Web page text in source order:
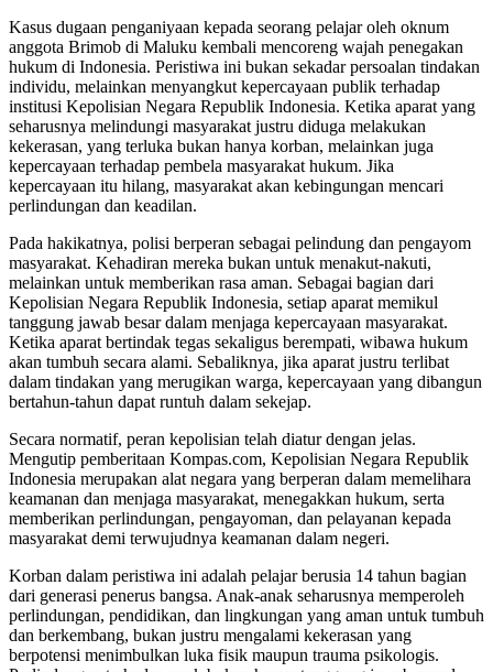
Kasus dugaan penganiyaan kepada seorang pelajar oleh oknum
anggota Brimob di Maluku kembali mencoreng wajah penegakan
hukum di Indonesia. Peristiwa ini bukan sekadar persoalan tindakan
individu, melainkan menyangkut kepercayaan publik terhadap
institusi Kepolisian Negara Republik Indonesia. Ketika aparat yang
seharusnya melindungi masyarakat justru diduga melakukan
kekerasan, yang terluka bukan hanya korban, melainkan juga
kepercayaan terhadap pembela masyarakat hukum. Jika
kepercayaan itu hilang, masyarakat akan kebingungan mencari
perlindungan dan keadilan.
Pada hakikatnya, polisi berperan sebagai pelindung dan pengayom
masyarakat. Kehadiran mereka bukan untuk menakut-nakuti,
melainkan untuk memberikan rasa aman. Sebagai bagian dari
Kepolisian Negara Republik Indonesia, setiap aparat memikul
tanggung jawab besar dalam menjaga kepercayaan masyarakat.
Ketika aparat bertindak tegas sekaligus berempati, wibawa hukum
akan tumbuh secara alami. Sebaliknya, jika aparat justru terlibat
dalam tindakan yang merugikan warga, kepercayaan yang dibangun
bertahun-tahun dapat runtuh dalam sekejap.
Secara normatif, peran kepolisian telah diatur dengan jelas.
Mengutip pemberitaan Kompas.com, Kepolisian Negara Republik
Indonesia merupakan alat negara yang berperan dalam memelihara
keamanan dan menjaga masyarakat, menegakkan hukum, serta
memberikan perlindungan, pengayoman, dan pelayanan kepada
masyarakat demi terwujudnya keamanan dalam negeri.
Korban dalam peristiwa ini adalah pelajar berusia 14 tahun bagian
dari generasi penerus bangsa. Anak-anak seharusnya memperoleh
perlindungan, pendidikan, dan lingkungan yang aman untuk tumbuh
dan berkembang, bukan justru mengalami kekerasan yang
berpotensi menimbulkan luka fisik maupun trauma psikologis.